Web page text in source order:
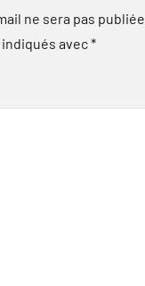
ne sera pas publiée.
avec*